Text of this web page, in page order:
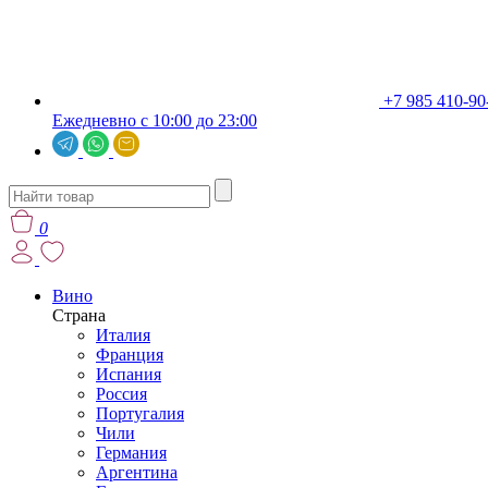
+7 985 410-
Ежедневно с 10:00 до 23:00
0
Вино
Страна
Италия
Франция
Испания
Россия
Португалия
Чили
Германия
Аргентина